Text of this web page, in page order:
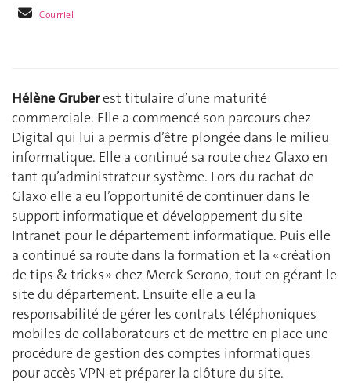
Courriel
Hélène Gruberest titulaire d’une maturité
commerciale. Elle a commencé son parcours chez
Digital qui lui a permis d’être plongée dans le milieu
informatique. Elle a continué sa route chez Glaxo en
tant qu’administrateur système. Lors du rachat de
Glaxo elle a eu l’opportunité de continuer dans le
support informatique et développement du site
Intranet pour le département informatique. Puis elle
a continué sa route dans la formation et la « création
de tips & tricks » chez Merck Serono, tout en gérant le
site du département. Ensuite elle a eu la
responsabilité de gérer les contrats téléphoniques
mobiles de collaborateurs et de mettre en place une
procédure de gestion des comptes informatiques
pour accès VPN et préparer la clôture du site.